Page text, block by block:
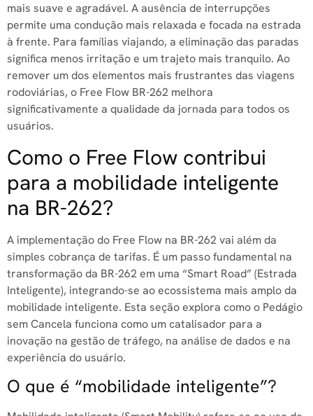
mais suave e agradável. A ausência de interrupções
permite uma condução mais relaxada e focada na estrada
à frente. Para famílias viajando, a eliminação das paradas
significa menos irritação e um trajeto mais tranquilo. Ao
remover um dos elementos mais frustrantes das viagens
rodoviárias, o Free Flow BR-262 melhora
significativamente a qualidade da jornada para todos os
usuários.
Como o Free Flow contribui
para a mobilidade inteligente
na BR-262?
A implementação do Free Flow na BR-262 vai além da
simples cobrança de tarifas. É um passo fundamental na
transformação da BR-262 em uma “Smart Road” (Estrada
Inteligente), integrando-se ao ecossistema mais amplo da
mobilidade inteligente. Esta seção explora como o Pedágio
sem Cancela funciona como um catalisador para a
inovação na gestão de tráfego, na análise de dados e na
experiência do usuário.
O que é “mobilidade inteligente”?